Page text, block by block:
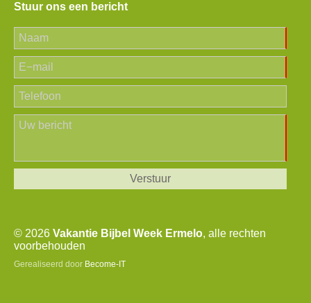
Stuur ons een bericht
© 2026 Vakantie Bijbel Week Ermelo, alle rechten
voorbehouden
Gerealiseerd door Become-IT